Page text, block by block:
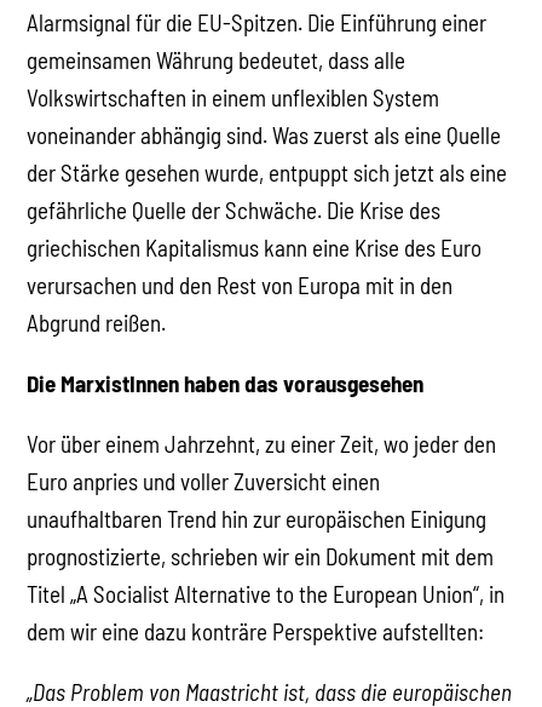
Alarmsignal für die EU-Spitzen. Die Einführung einer
gemeinsamen Währung bedeutet, dass alle
Volkswirtschaften in einem unflexiblen System
voneinander abhängig sind. Was zuerst als eine Quelle
der Stärke gesehen wurde, entpuppt sich jetzt als eine
gefährliche Quelle der Schwäche. Die Krise des
griechischen Kapitalismus kann eine Krise des Euro
verursachen und den Rest von Europa mit in den
Abgrund reißen.
Die MarxistInnen haben das vorausgesehen
Vor über einem Jahrzehnt, zu einer Zeit, wo jeder den
Euro anpries und voller Zuversicht einen
unaufhaltbaren Trend hin zur europäischen Einigung
prognostizierte, schrieben wir ein Dokument mit dem
Titel „A Socialist Alternative to the European Union“, in
dem wir eine dazu konträre Perspektive aufstellten:
„Das Problem von Maastricht ist, dass die europäischen